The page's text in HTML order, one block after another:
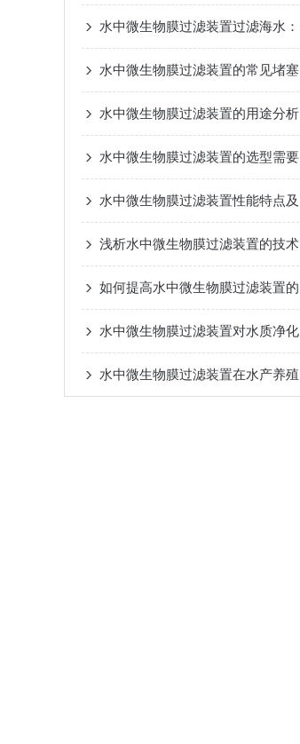
水中微生物膜过滤装置的用途分析